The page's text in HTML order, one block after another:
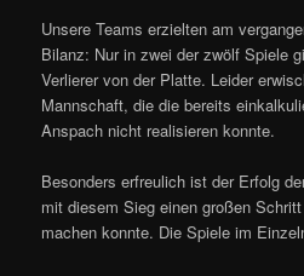
Unsere Teams erzielten am
Bilanz: Nur in zwei der zwölf Spiele
Verlierer von der Platte. Leider
Mannschaft, die die bereits
Anspach nicht realisieren konnte.
Besonders erfreulich ist der Erfolg
mit diesem Sieg einen großen
machen konnte. Die Spiele im